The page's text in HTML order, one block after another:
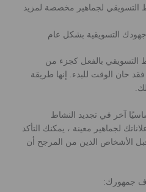
التسويقي لجماهير مخصصة لمزيد
جهودك التسويقية بشكل عام
التسويقي بالفعل كجزء من
حان الوقت للبدء. إنها طريقة
آخر في تجديد النشاط
لجماهير معينة ، يمكنك التأكد
الأشخاص الذين من المرجح أن
جمهورك: